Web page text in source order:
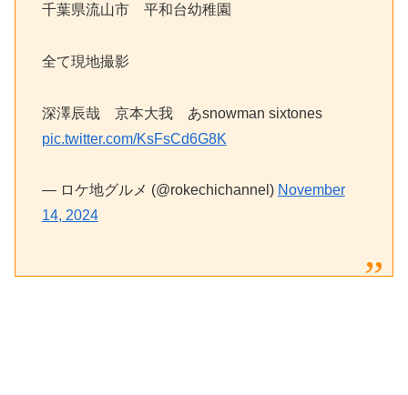
千葉県流山市 平和台幼稚園
全て現地撮影
深澤辰哉 京本大我 あsnowman sixtones
pic.twitter.com/KsFsCd6G8K
— ロケ地グルメ (@rokechichannel) November
14, 2024